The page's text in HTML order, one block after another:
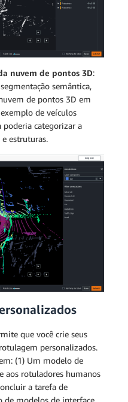
nuvem de pontos 3D:
semântica,
de pontos 3D em
de veículos
categorizar a
e estruturas.
que você crie seus
personalizados.
(1) Um modelo de
aos rotuladores humanos
a tarefa de